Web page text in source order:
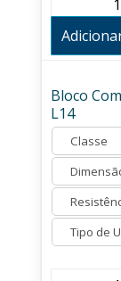
Família
29
Canaleta
-
L14
Bloco
L14